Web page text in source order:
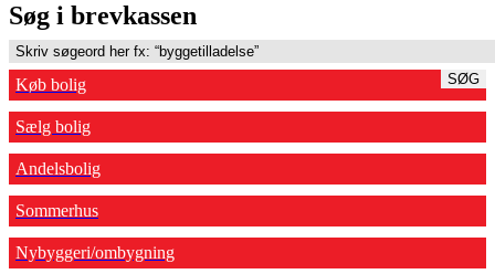
Søg i brevkassen
SØG
Køb bolig
Sælg bolig
Andelsbolig
Sommerhus
Nybyggeri/ombygning